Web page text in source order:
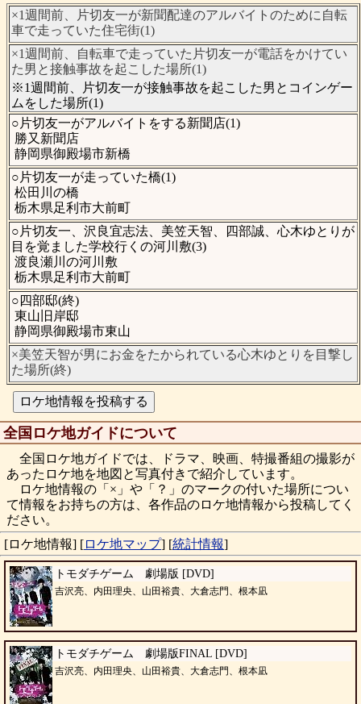
×1週間前、片切友一が新聞配達のアルバイトのために自転
車で走っていた住宅街(1)
×1週間前、自転車で走っていた片切友一が電話をかけてい
た男と接触事故を起こした場所(1)
※1週間前、片切友一が接触事故を起こした男とコインゲー
ムをした場所(1)
○片切友一がアルバイトをする新聞店(1)
勝又新聞店
静岡県御殿場市新橋
○片切友一が走っていた橋(1)
松田川の橋
栃木県足利市大前町
○片切友一、沢良宜志法、美笠天智、四部誠、心木ゆとりが
目を覚ました学校行くの河川敷(3)
渡良瀬川の河川敷
栃木県足利市大前町
○四部邸(終)
東山旧岸邸
静岡県御殿場市東山
×美笠天智が男にお金をたかられている心木ゆとりを目撃し
た場所(終)
全国ロケ地ガイドについて
全国ロケ地ガイドでは、ドラマ、映画、特撮番組の撮影が
あったロケ地を地図と写真付きで紹介しています。
ロケ地情報の「×」や「？」のマークの付いた場所につい
て情報をお持ちの方は、各作品のロケ地情報から投稿してく
ださい。
[ロケ地情報] [ロケ地マップ] [統計情報]
トモダチゲーム 劇場版 [DVD]
吉沢亮、内田理央、山田裕貴、大倉志門、根本凪
トモダチゲーム 劇場版FINAL [DVD]
吉沢亮、内田理央、山田裕貴、大倉志門、根本凪